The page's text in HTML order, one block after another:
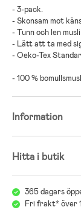
- 3-pack.
- Skonsam mot
- Tunn och len
- Lätt att ta med
- Oeko-Tex
- 100 %
Information
Hitta i butik
365 dagars
Fri frakt* över